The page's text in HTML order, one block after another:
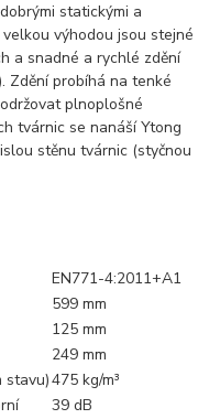
statickými a
výhodou jsou stejné
a snadné a rychlé zdění
Zdění probíhá na tenké
plnoplošné
tvárnic se nanáší Ytong
stěnu tvárnic (styčnou
EN771-4:2011+A1
599 mm
125 mm
249 mm
stavu)475 kg/m³
39 dB